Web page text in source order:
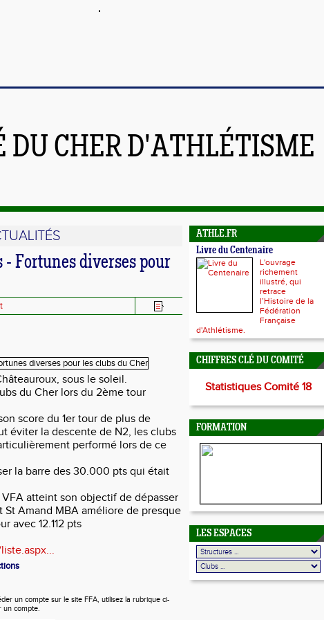
DU CHER D'ATHLÉTISME
Fortunes diverses pour
sous le soleil.
du Cher lors du 2ème tour
score du 1er tour de plus de
éviter la descente de N2, les clubs
performé lors de ce
la barre des 30.000 pts qui était
atteint son objectif de dépasser
Amand MBA améliore de presque
avec 12.112 pts
un compte sur le site FFA, utilisez la rubrique ci-
un compte.
ATHLE.FR
Livre du Centenaire
L'ouvrage
richement
illustré, qui
retrace
l’Histoire de la
Fédération
Française
d'Athlétisme.
CHIFFRES CLÉ DU COMITÉ
Statistiques Comité 18
FORMATION
LES ESPACES